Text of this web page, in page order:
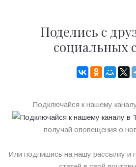
Поделись с
социальных
Подключайся к нашему
получай оповещения о
Или подпишись на нашу рассылку и